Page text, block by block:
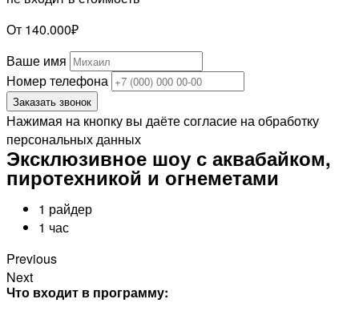
От 140.000₽
Ваше имя
Номер телефона
Заказать звонок
Нажимая на кнопку вы даёте согласие на обработку
персональных данных
Эксклюзивное шоу с аквабайком,
пиротехникой и огнеметами
1 райдер
1 час
Previous
Next
Что входит в программу: